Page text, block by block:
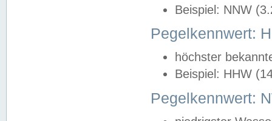
Beispiel: NNW
Pegelkennwert:
höchster
Beispiel: HHW
Pegelkennwert: